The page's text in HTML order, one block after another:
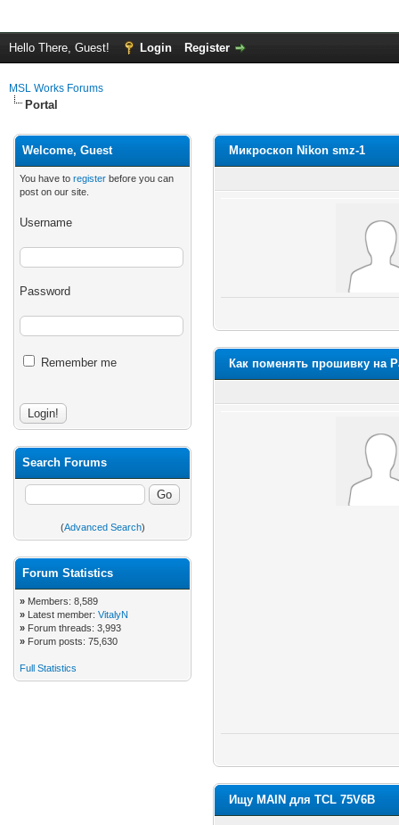
Hello There, Guest! Login Register
MSL Works Forums
Portal
Welcome, Guest
You have to register before you can
post on our site.
Username
Password
Remember me
Search Forums
(Advanced Search)
Forum Statistics
» Members: 8,589
» Latest member: VitalyN
» Forum threads: 3,993
» Forum posts: 75,630
Full Statistics
Микроскоп Nikon smz-1
Как поменять прошивку на
Ищу MAIN для TCL 75V6B